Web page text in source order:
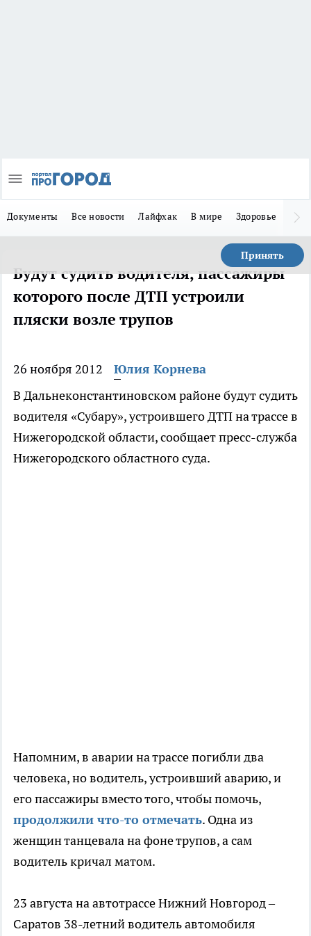
Документы Все новости Лайфхак В мире Здоровье
Принять
Будут судить водителя, пассажиры
которого после ДТП устроили
пляски возле трупов
26 ноября 2012
Юлия Корнева
В Дальнеконстантиновском районе будут судить
водителя «Субару», устроившего ДТП на трассе в
Нижегородской области, сообщает пресс-служба
Нижегородского областного суда.
Напомним, в аварии на трассе погибли два
человека, но водитель, устроивший аварию, и
его пассажиры вместо того, чтобы помочь,
продолжили что-то отмечать. Одна из
женщин танцевала на фоне трупов, а сам
водитель кричал матом.
23 августа на автотрассе Нижний Новгород –
Саратов 38-летний водитель автомобиля